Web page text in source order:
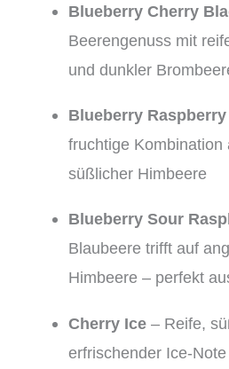
Blueberry Cherry
Beerengenuss mit
und dunkler
Blueberry Raspberry
fruchtige Kombination
süßlicher Himbeere
Blueberry Sour
Blaubeere trifft auf
Himbeere – perfekt
Cherry Ice – Reife,
erfrischender Ice-